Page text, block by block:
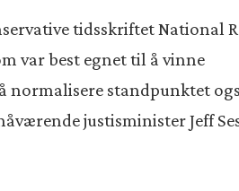
tidsskriftet National
var best egnet til å vinne
normalisere standpunktet
justisminister Jeff